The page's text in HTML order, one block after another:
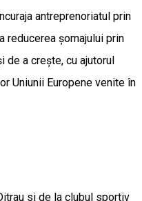
antreprenoriatul prin
reducerea șomajului prin
de a crește, cu ajutorul
Uniunii Europene venite în
si de la clubul sportiv